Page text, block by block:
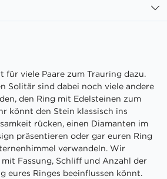
für viele Paare zum Trauring dazu.
Solitär sind dabei noch viele andere
den Ring mit Edelsteinen zum
könnt den Stein klassisch ins
rücken, einen Diamanten im
präsentieren oder gar euren Ring
verwandeln. Wir
Fassung, Schliff und Anzahl der
eures Ringes beeinflussen könnt.